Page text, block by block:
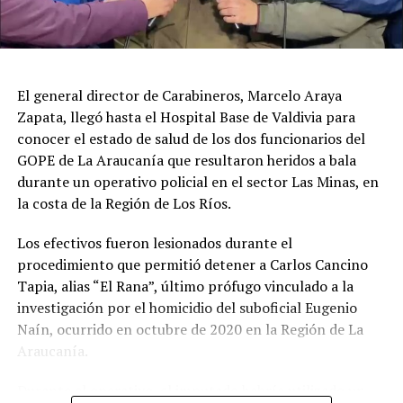
enfrentamiento, con un impacto balístico en el rostro,
siendo trasladado hasta el Hospital Base de Valdivia
Investigación por homicidio de Eugenio
Naín
El fiscal Bustos recordó que la investigación por el
homicidio del suboficial mayor Eugenio Naín se inició en
2020 y ya cuenta con una persona condenada a 32 años
de cárcel, además de otro imputado formalizado cuyo
proceso investigativo continúa vigente.
Carlos Cancino Tapia permanecía prófugo desde marzo
de 2021 y era uno de los últimos involucrados
pendientes de captura en esta causa.
El general director de Carabineros, Marcelo Araya
Zapata, llegó hasta el Hospital Base de Valdivia para
conocer el estado de salud de los dos funcionarios del
GOPE de La Araucanía que resultaron heridos a bala
durante un operativo policial en el sector Las Minas, en
la costa de la Región de Los Ríos.
Los efectivos fueron lesionados durante el
procedimiento que permitió detener a Carlos Cancino
Tapia, alias “El Rana”, último prófugo vinculado a la
investigación por el homicidio del suboficial Eugenio
Naín, ocurrido en octubre de 2020 en la Región de La
Araucanía.